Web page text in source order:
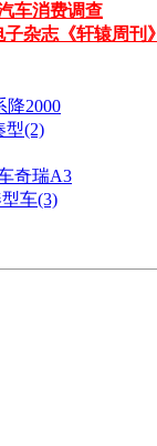
车消费调查
杂志《轩辕周刊》
降2000
型(2)
奇瑞A3
车(3)